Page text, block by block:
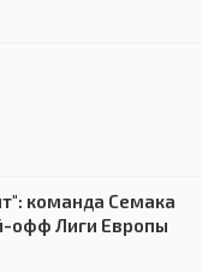
команда Семака
офф Лиги Европы